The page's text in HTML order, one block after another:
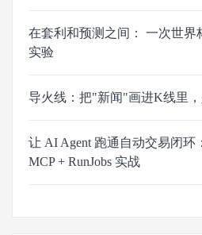
在套利和预测之间： 一次世界
实验
导火线：把"新闻"画进K线里
让 AI Agent 跑通自动交易闭环
MCP + RunJobs 实战